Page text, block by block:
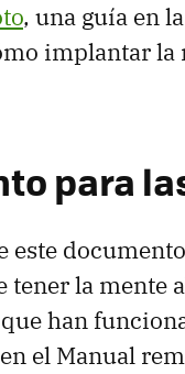
, una guía en
implantar
para
la mente
han
el Manual